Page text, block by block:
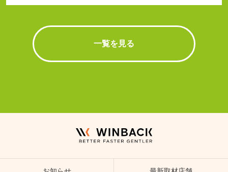
一覧を見る